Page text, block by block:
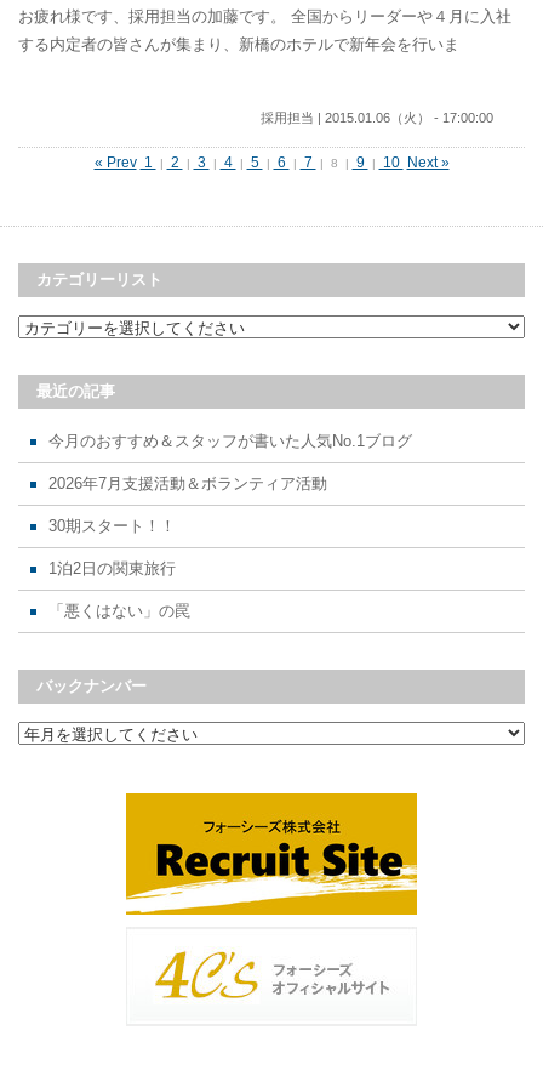
お疲れ様です、採用担当の加藤です。 全国からリーダーや４月に入社
する内定者の皆さんが集まり、新橋のホテルで新年会を行いま
採用担当 | 2015.01.06（火） - 17:00:00
« Prev 1 | 2 | 3 | 4 | 5 | 6 | 7 | 8 | 9 | 10 Next »
カテゴリーリスト
最近の記事
今月のおすすめ＆スタッフが書いた人気No.1ブログ
2026年7月支援活動＆ボランティア活動
30期スタート！！
1泊2日の関東旅行
「悪くはない」の罠
バックナンバー